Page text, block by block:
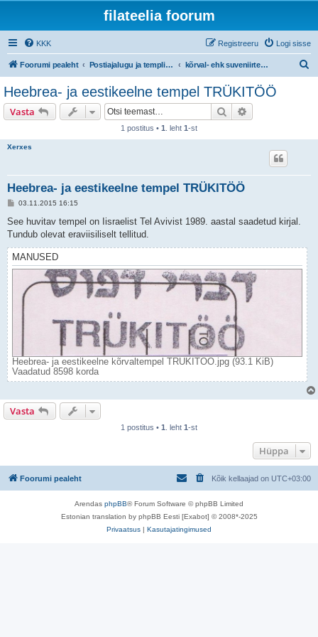
filateelia foorum
KKK Logi sisse
Registreeru
Foorumi pealeht Postiajalugu ja templijäljendite kogumine kõrval- ehk suveniirtemplid
Heebrea- ja eestikeelne tempel TRÜKITÖÖ
Vasta Otsi
1 postitus • 1 . leht 1-st
Xerxes
Heebrea- ja eestikeelne tempel TRÜKITÖÖ
P
s
i
u
s
03.11.2015 16:15
See huvitav tempel on Iisraelist Tel Avivist 1989. aastal saadetud kirjal.
Tundub olevat eraviisiliselt tellitud.
MANUSED
Heebrea- ja eestikeelne kõrvaltempel TRÜKITÖÖ.jpg (93.1 KiB)
Vaadatud 8598 korda
Vasta
1 postitus • 1 . leht 1-st
Hüppa
Foorumi pealeht Kõik kellaajad on UTC+03:00
Arendas phpBB® Forum Software © phpBB Limited
Estonian translation by phpBB Eesti [Exabot] © 2008*-2025
Privaatsus | Kasutajatingimused